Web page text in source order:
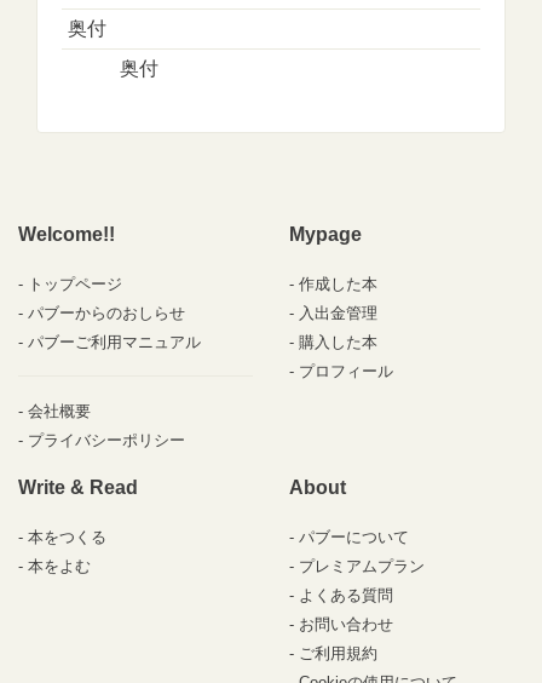
奥付
奥付
Welcome!!
トップページ
パブーからのおしらせ
パブーご利用マニュアル
会社概要
プライバシーポリシー
Mypage
作成した本
入出金管理
購入した本
プロフィール
Write & Read
本をつくる
本をよむ
About
パブーについて
プレミアムプラン
よくある質問
お問い合わせ
ご利用規約